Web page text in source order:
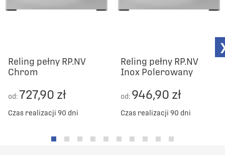
Reling pełny RP.NV
Chrom
od:727,90 zł
Czas realizacji 90 dni
Reling pełny RP.NV
Inox Polerowany
od: 946,90 zł
Czas realizacji 90 dni